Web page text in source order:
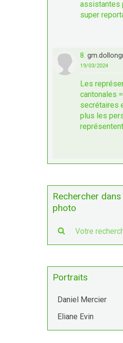
assistantes
super
8.
19/03/2024
Les
cantonales
secrétaires
plus les
représentent
Rechercher
photo
Portraits
Daniel Mercier
Eliane Evin